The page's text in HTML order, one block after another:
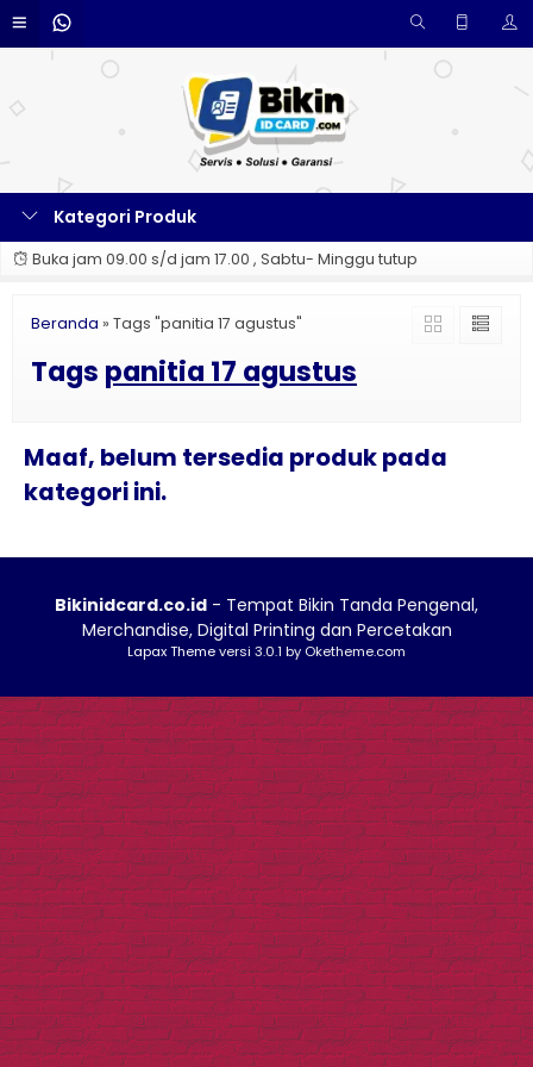
Kategori Produk
Buka jam 09.00 s/d jam 17.00 , Sabtu- Minggu tutup
Beranda » Tags "panitia 17 agustus"
Tags panitia 17 agustus
Maaf, belum tersedia produk pada
kategori ini.
Bikinidcard.co.id - Tempat Bikin Tanda Pengenal,
Merchandise, Digital Printing dan Percetakan
Lapax Themeversi 3.0.1 by Oketheme.com